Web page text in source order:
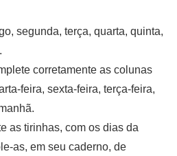
segunda, terça, quarta, quinta,
corretamente as colunas
feira, sexta-feira, terça-feira,
as tirinhas, com os dias da
as, em seu caderno, de